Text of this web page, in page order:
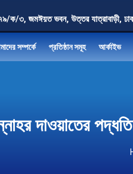
৭৯/ক/৩, জমঈয়ত ভবন, উত্তর
সম্পর্কে প্রতিষ্ঠান সমূহ আর্কাইভ
দাওয়াতের